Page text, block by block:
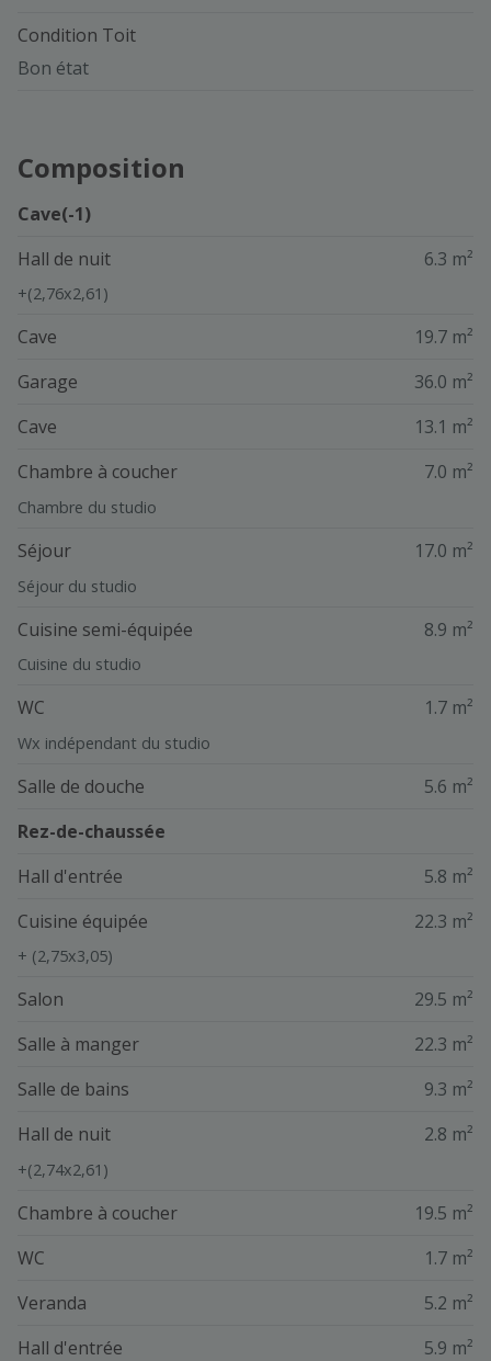
Condition Toit
Bon état
Composition
Cave(-1)
Hall de nuit
6.3 m²
+(2,76x2,61)
Cave
19.7 m²
Garage
36.0 m²
Cave
13.1 m²
Chambre à coucher
7.0 m²
Chambre du studio
Séjour 17.0 m²
Séjour du studio
Cuisine semi-équipée 8.9 m²
Cuisine du studio
WC 1.7 m²
Wx indépendant du studio
Salle de douche
5.6 m²
Rez-de-chaussée
Hall d'entrée
5.8 m²
Cuisine équipée
22.3 m²
+ (2,75x3,05)
Salon
29.5 m²
Salle à manger
22.3 m²
Salle de bains
9.3 m²
Hall de nuit
2.8 m²
+(2,74x2,61)
Chambre à coucher
19.5 m²
WC
1.7 m²
Veranda
5.2 m²
Hall d'entrée
5.9 m²